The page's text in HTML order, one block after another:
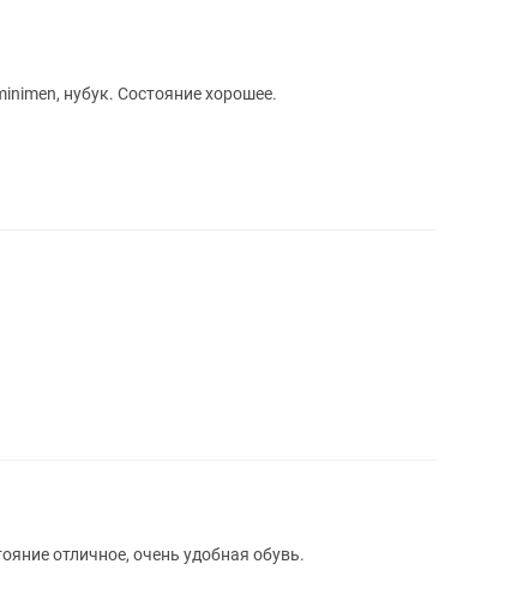
нубук. Состояние хорошее.
отличное, очень удобная обувь.